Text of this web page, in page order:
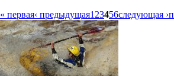
« первая‹ предыдущая1 23456следующая ›